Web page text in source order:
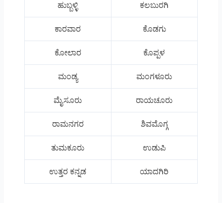
ಹುಬ್ಬಳ್ಳಿ ಕಲಬುರಗಿ
ಕಾರವಾರ ಕೊಡಗು
ಕೋಲಾರ ಕೊಪ್ಪಳ
ಮಂಡ್ಯ ಮಂಗಳೂರು
ಮೈಸೂರು ರಾಯಚೂರು
ರಾಮನಗರ ಶಿವಮೊಗ್ಗ
ತುಮಕೂರು ಉಡುಪಿ
ಉತ್ತರ ಕನ್ನಡ ಯಾದಗಿರಿ